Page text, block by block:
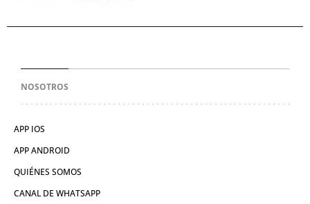
NOSOTROS
APP IOS
APP ANDROID
QUIÉNES SOMOS
CANAL DE WHATSAPP